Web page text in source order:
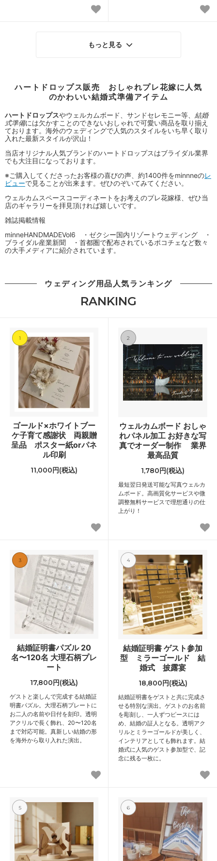
もっと見る
ハートドロップス販売 おしゃれプレ花嫁に人気
のかわいい結婚式準備アイテム
ハートドロップスやウェルカムボード、サンドセレモニー等、 結婚
式準備には欠かすことのできないおしゃれで可愛い商品を取り揃え
ております。海外のウェディングで人気のスタイルをいち早く取り
入れた最新スタイルが沢山！
当店オリジナル人気ブランドのハートドロップスはブライダル業界
でも大注目になっております。
※ご購入してくださったお客様の喜びの声、約1400件をminnneのレ
ビューで見ることが出来ます。ぜひのぞいてみてください。
ウェルカムスペースコーディネートをお考えのプレ花嫁様、ぜひ当
店のギャラリーを拝見頂ければ嬉しいです。
雑誌掲載情報
minneHANDMADEVol6 ・ゼクシー国内リゾートウェディング ・
ブライダル産業新聞 ・首都圏で配布されているポコチェなど数々
の大手メディアに紹介されています。
ウェディング用品人気ランキング
RANKING
1
ゴールド×ホワイトブー
ケ子育て感謝状 両親贈
呈品 ポスター紙orパネ
ル印刷
11,000円(税込)
2
ウェルカムボード おしゃ
れパネル加工 お好きな写
真でオーダー制作 業界
最高品質
1,780円(税込)
最短翌日発送可能な写真ウェルカ
ムボード。高画質化サービスや微
調整無料サービスで理想通りの仕
上がり！
3
結婚証明書パズル 20
名〜120名 大理石柄プレ
ート
17,800円(税込)
ゲストと楽しんで完成する結婚証
明書パズル。大理石柄プレートに
お二人の名前や日付を刻印。透明
アクリルで長く飾れ、20〜120名
まで対応可能。真新しい結婚の形
を海外から取り入れた演出。
4
結婚証明書 ゲスト参加
型 ミラーゴールド 結
婚式 披露宴
18,800円(税込)
結婚証明書をゲストと共に完成さ
せる特別な演出。ゲストのお名前
を彫刻し、一人ずつピースには
め、結婚の証人となる。透明アク
リルとミラーゴールドが美しく、
インテリアとしても飾れます。結
婚式に人気のゲスト参加型で、記
念に残る一枚に。
5 6